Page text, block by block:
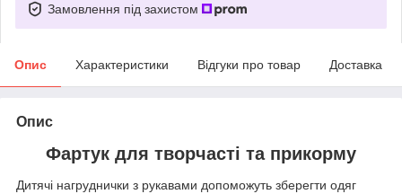
Замовлення під захистом
Опис Характеристики Відгуки про товар Доставка
Опис
Фартук для творчасті та прикорму
Дитячі нагруднички з рукавами допоможуть зберегти одяг